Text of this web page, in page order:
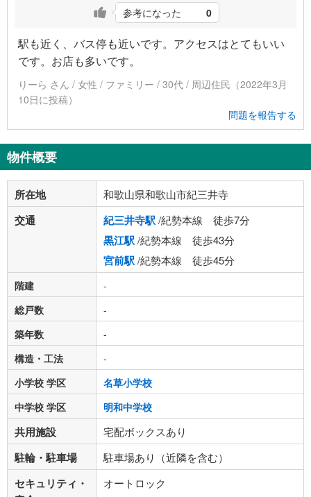
参考になった 0
駅も近く、バス停も近いです。アクセスはとてもいい
です。お店も多いです。
りーら さん / 女性 / ファミリー / 30代 / 周辺住民（2022年3月
10日に投稿）
問題を報告する
物件概要
所在地 和歌山県和歌山市紀三井寺
交通 紀三井寺駅/紀勢本線 徒歩7分
黒江駅/紀勢本線 徒歩43分
宮前駅/紀勢本線 徒歩45分
階建
-
総戸数
-
築年数
-
構造・工法
-
小学校 学区
名草小学校
中学校 学区
明和中学校
共用施設 宅配ボックスあり
駐輪・駐車場 駐車場あり（近隣を含む）
セキュリティ・
オートロック